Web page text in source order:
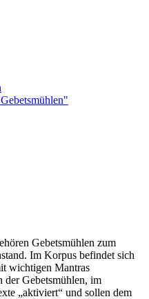
Gebetsmühlen zum
Im Korpus befindet sich
wichtigen Mantras
der Gebetsmühlen, im
„aktiviert“ und sollen dem